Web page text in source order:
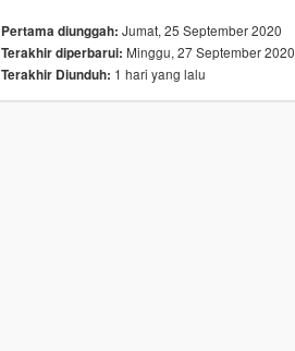
Pertama diunggah: Jumat, 25 September 2020
Terakhir diperbarui: Minggu, 27 September 2020
Terakhir Diunduh: 1 hari yang lalu